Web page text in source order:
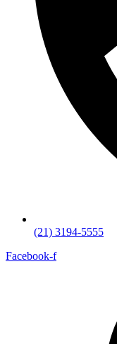
(21) 3194-5555
Facebook-f